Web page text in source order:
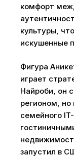
комфорт
культуры,
искушенные
Фигура
играет
Найроби, он
регионом,
семейного
запустил в